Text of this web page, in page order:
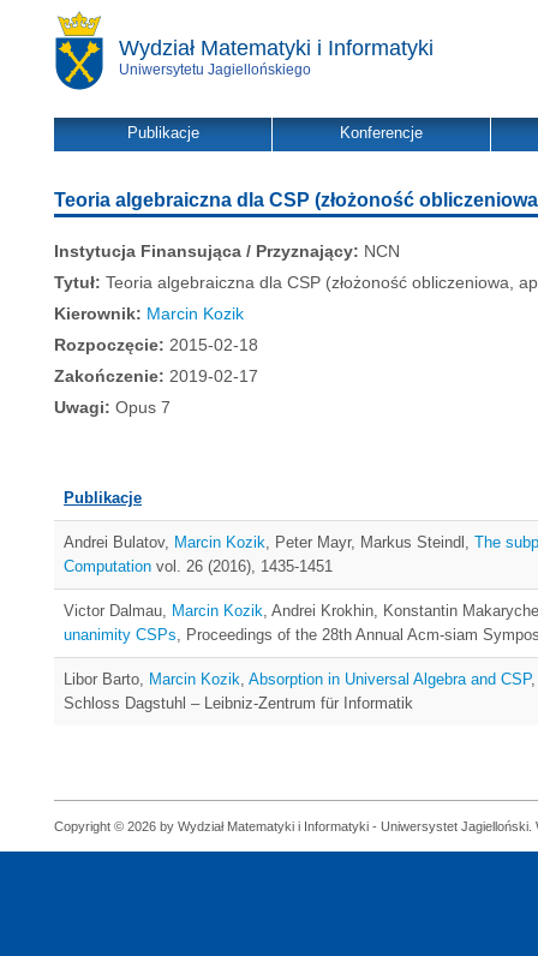
Wydział Matematyki i Informatyki
Uniwersytetu Jagiellońskiego
Publikacje Konferencje
Teoria algebraiczna dla CSP (złożoność
Instytucja Finansująca / Przyznający: NCN
Tytuł: Teoria algebraiczna dla CSP (złożoność obliczeniowa,
Kierownik: Marcin Kozik
Rozpoczęcie: 2015-02-18
Zakończenie: 2019-02-17
Uwagi: Opus 7
Publikacje
Andrei Bulatov, Marcin Kozik, Peter Mayr, Markus Steindl, The
Computation vol. 26 (2016), 1435-1451
Victor Dalmau, Marcin Kozik, Andrei Krokhin, Konstantin
unanimity CSPs, Proceedings of the 28th Annual Acm-siam
Libor Barto, Marcin Kozik, Absorption in Universal Algebra and CSP,
Schloss Dagstuhl – Leibniz-Zentrum für Informatik
Copyright © 2026 by Wydział Matematyki i Informatyki - Uniwersystet